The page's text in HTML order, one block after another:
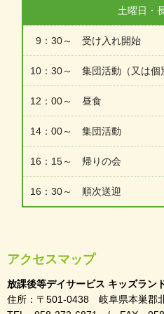
土曜日・
9：30～ 受け入れ開始
10：30～ 集団活動（又は個
12：00～ 昼食
14：00～ 集団活動
16：15～ 帰りの会
16：30～ 順次送迎
アクセスマップ
放課後等デイサービス キッズラン
住所：〒501-0438 岐阜県本巣郡